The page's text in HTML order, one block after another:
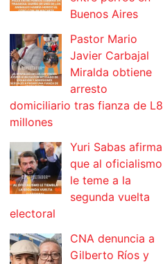
Buenos Aires
Pastor Mario
Javier Carbajal
Miralda obtiene
arresto
domiciliario tras fianza de L8
millones
Yuri Sabas afirma
que al oficialismo
le teme a la
segunda vuelta
electoral
CNA denuncia a
Gilberto Ríos y